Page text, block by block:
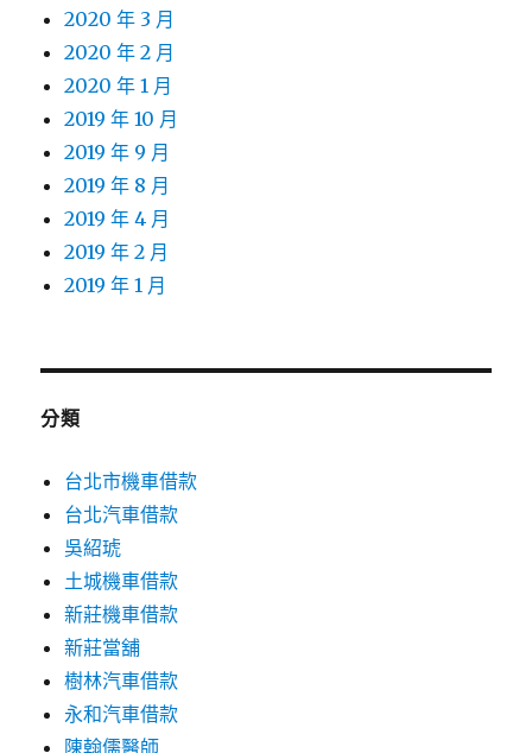
2020 年 3 月
2020 年 2 月
2020 年 1 月
2019 年 10 月
2019 年 9 月
2019 年 8 月
2019 年 4 月
2019 年 2 月
2019 年 1 月
分類
台北市機車借款
台北汽車借款
吳紹琥
土城機車借款
新莊機車借款
新莊當舖
樹林汽車借款
永和汽車借款
陳翰儒醫師